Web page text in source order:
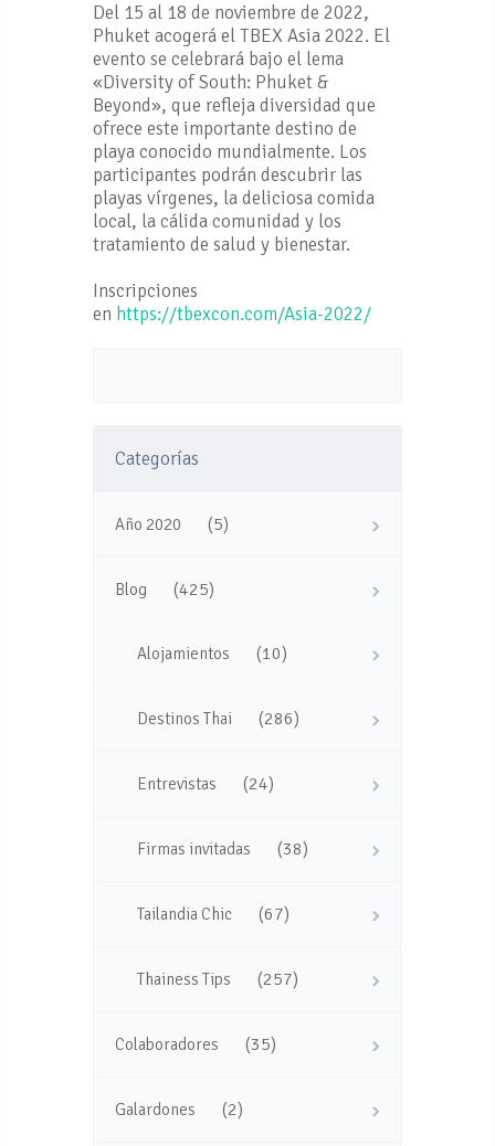
Del 15 al 18 de noviembre de 2022,
Phuket acogerá el TBEX Asia 2022. El
evento se celebrará bajo el lema
«Diversity of South: Phuket &
Beyond», que refleja diversidad que
ofrece este importante destino de
playa conocido mundialmente. Los
participantes podrán descubrir las
playas vírgenes, la deliciosa comida
local, la cálida comunidad y los
tratamiento de salud y bienestar.
Inscripciones
en https://tbexcon.com/Asia-2022/
Categorías
Año 2020 (5)
Blog (425)
Alojamientos (10)
Destinos Thai (286)
Entrevistas (24)
Firmas invitadas (38)
Tailandia Chic (67)
Thainess Tips (257)
Colaboradores (35)
Galardones (2)